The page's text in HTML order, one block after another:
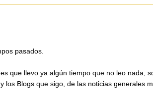
pasados.
que llevo ya algún tiempo que no leo nada,
los Blogs que sigo, de las noticias generales